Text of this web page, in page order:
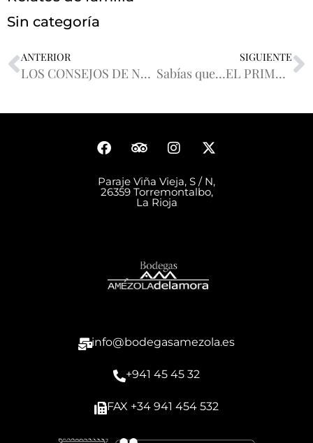
Sin categoría
ANTERIOR
LOS CONSEJOS DE NUESTRO ENÓLOGO GEORGES PAULI
SIGUIENTE
Sabías que…EL PRIMER MEDALLISTA OLÍMPICO ESPAÑOL FUE UN AMEZOLA?
Paraje Viña Vieja, S / N,
26359 Torremontalbo,
La Rioja
info@bodegasamezola.es
+941 45 45 32
FAX +34 941 454 532